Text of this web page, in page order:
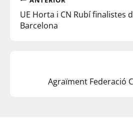
UE Horta i CN Rubí finalistes
Barcelona
Agraïment Federació